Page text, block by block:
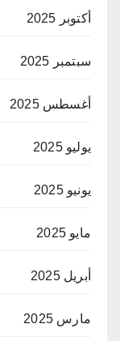
أكتوبر 2025
سبتمبر 2025
أغسطس 2025
يوليو 2025
يونيو 2025
مايو 2025
أبريل 2025
مارس 2025